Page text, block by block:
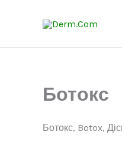
Ботокс
Ботокс, Botox,